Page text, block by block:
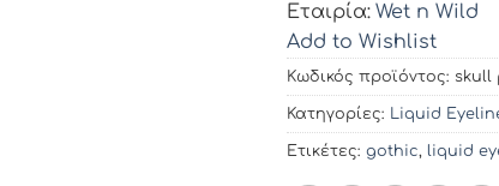
Εταιρία: Wet n Wild
Add to Wishlist
Κωδικός προϊόντος: skull
Κατηγορίες: Liquid
Ετικέτες: gothic, liquid